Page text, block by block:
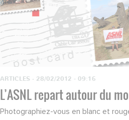
ARTICLES · 28/02/2012 - 09:16
L’ASNL repart autour du
Photographiez-vous en blanc et